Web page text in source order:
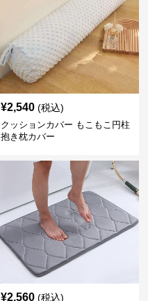
¥2,540 (税込)
クッションカバー もこもこ円柱
抱き枕カバー
¥2,560 (税込)